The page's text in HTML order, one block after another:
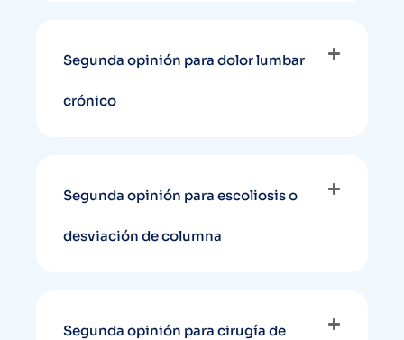
Segunda opinión para dolor lumbar
crónico
Segunda opinión para escoliosis o
desviación de columna
Segunda opinión para cirugía de